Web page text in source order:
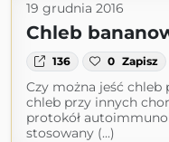
19 grudnia 2016
Chleb
136 0 Zapisz
Czy można jeść chleb
chleb przy innych
protokół
stosowany (...)